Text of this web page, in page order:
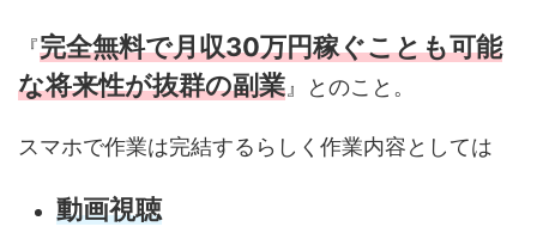
『完全無料で月収30万円稼ぐことも可能
な将来性が抜群の副業 』とのこと。
スマホで作業は完結するらしく作業内容としては
動画視聴